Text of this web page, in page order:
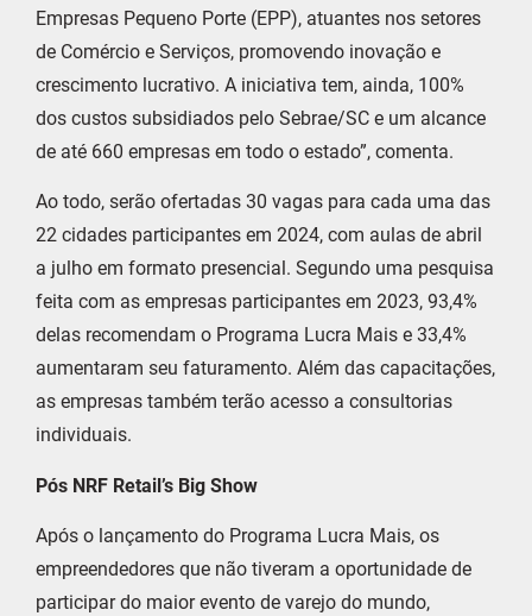
Empresas Pequeno Porte (EPP), atuantes nos setores
de Comércio e Serviços, promovendo inovação e
crescimento lucrativo. A iniciativa tem, ainda, 100%
dos custos subsidiados pelo Sebrae/SC e um alcance
de até 660 empresas em todo o estado”, comenta.
Ao todo, serão ofertadas 30 vagas para cada uma das
22 cidades participantes em 2024, com aulas de abril
a julho em formato presencial. Segundo uma pesquisa
feita com as empresas participantes em 2023, 93,4%
delas recomendam o Programa Lucra Mais e 33,4%
aumentaram seu faturamento. Além das capacitações,
as empresas também terão acesso a consultorias
individuais.
Pós NRF Retail’s Big Show
Após o lançamento do Programa Lucra Mais, os
empreendedores que não tiveram a oportunidade de
participar do maior evento de varejo do mundo,